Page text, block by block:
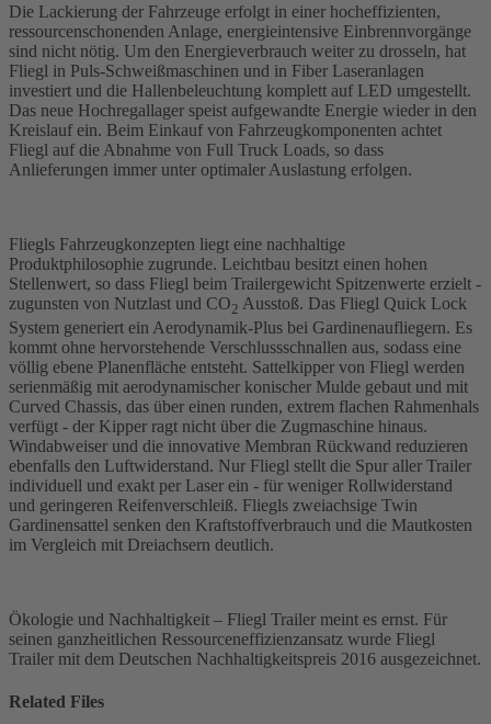
Die Lackierung der Fahrzeuge erfolgt in einer hocheffizienten,
ressourcenschonenden Anlage, energieintensive Einbrennvorgänge
sind nicht nötig. Um den Energieverbrauch weiter zu drosseln, hat
Fliegl in Puls-Schweißmaschinen und in Fiber Laseranlagen
investiert und die Hallenbeleuchtung komplett auf LED umgestellt.
Das neue Hochregallager speist aufgewandte Energie wieder in den
Kreislauf ein. Beim Einkauf von Fahrzeugkomponenten achtet
Fliegl auf die Abnahme von Full Truck Loads, so dass
Anlieferungen immer unter optimaler Auslastung erfolgen.
Fliegls Fahrzeugkonzepten liegt eine nachhaltige
Produktphilosophie zugrunde. Leichtbau besitzt einen hohen
Stellenwert, so dass Fliegl beim Trailergewicht Spitzenwerte erzielt -
zugunsten von Nutzlast und CO2 Ausstoß. Das Fliegl Quick Lock
System generiert ein Aerodynamik-Plus bei Gardinenaufliegern. Es
kommt ohne hervorstehende Verschlussschnallen aus, sodass eine
völlig ebene Planenfläche entsteht. Sattelkipper von Fliegl werden
serienmäßig mit aerodynamischer konischer Mulde gebaut und mit
Curved Chassis, das über einen runden, extrem flachen Rahmenhals
verfügt - der Kipper ragt nicht über die Zugmaschine hinaus.
Windabweiser und die innovative Membran Rückwand reduzieren
ebenfalls den Luftwiderstand. Nur Fliegl stellt die Spur aller Trailer
individuell und exakt per Laser ein - für weniger Rollwiderstand
und geringeren Reifenverschleiß. Fliegls zweiachsige Twin
Gardinensattel senken den Kraftstoffverbrauch und die Mautkosten
im Vergleich mit Dreiachsern deutlich.
Ökologie und Nachhaltigkeit – Fliegl Trailer meint es ernst. Für
seinen ganzheitlichen Ressourceneffizienzansatz wurde Fliegl
Trailer mit dem Deutschen Nachhaltigkeitspreis 2016 ausgezeichnet.
Related Files